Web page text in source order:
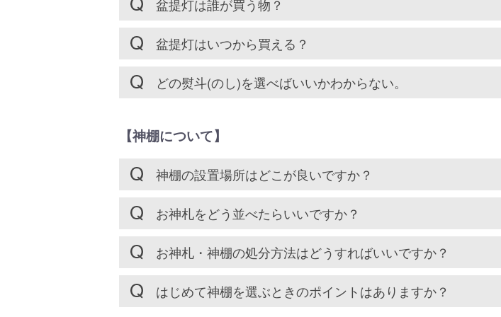
盆提灯は誰が買う物？
盆提灯はいつから買える？
どの熨斗(のし)を選べばいいかわからない。
【神棚について】
神棚の設置場所はどこが良いですか？
お神札をどう並べたらいいですか？
お神札・神棚の処分方法はどうすればいいですか？
はじめて神棚を選ぶときのポイントはありますか？